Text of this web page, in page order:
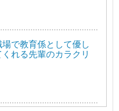
で教育係として優し
れる先輩のカラクリ